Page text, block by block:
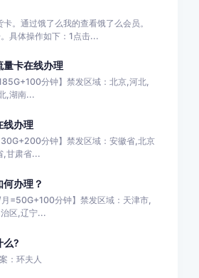
。通过饿了么我的查看饿了么会员。
具体操作如下：1点击...
量卡在线办理
分钟】禁发区域：北京,河北,
,湖南...
线办理
分钟】禁发区域：安徽省,北京
,甘肃省...
办理？
=50G+100分钟】禁发区域：天津市,
区,辽宁...
么?
：环夫人